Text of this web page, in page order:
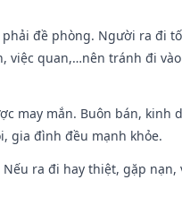
đề phòng. Người ra đi
quan,…nên tránh đi
may mắn. Buôn bán, kinh
gia đình đều mạnh khỏe.
ra đi hay thiệt, gặp